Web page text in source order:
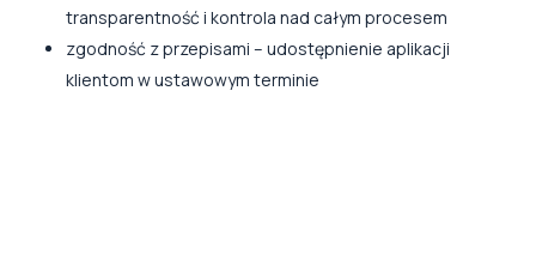
transparentność i kontrola nad całym procesem
zgodność z przepisami – udostępnienie aplikacji
klientom w ustawowym terminie